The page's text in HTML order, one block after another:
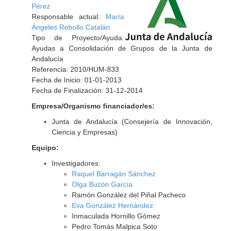
Pérez
Responsable actual: María
Ángeles Rebollo Catalán
Tipo de Proyecto/Ayuda:
Ayudas a Consolidación de Grupos de la Junta de
Andalucía
Referencia: 2010/HUM-833
Fecha de Inicio: 01-01-2013
Fecha de Finalización: 31-12-2014
Empresa/Organismo financiador/es:
Junta de Andalucía (Consejería de Innovación,
Ciencia y Empresas)
Equipo:
Investigadores:
Raquel Barragán Sánchez
Olga Buzón García
Ramón González del Piñal Pacheco
Eva González Hernández
Inmaculada Hornillo Gómez
Pedro Tomás Malpica Soto